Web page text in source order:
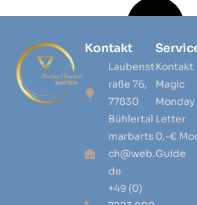
Kontakt
Laubenst
raße 76,
77830
Bühlertal
marbarts
ch@web.
de
+49 (0)
Kontakt
Magic
Monday
Letter
0,-€
Guide